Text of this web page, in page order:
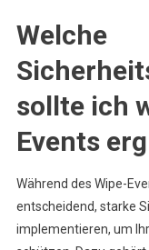
Welche
sollte ich
Events
Während des Wipe-
entscheidend, starke
implementieren, um